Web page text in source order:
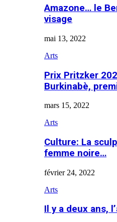
Amazone… le
visage
mai 13, 2022
Arts
Prix Pritzker
Burkinabè,
mars 15, 2022
Arts
Culture: La
femme noire…
février 24, 2022
Arts
Il y a deux ans,